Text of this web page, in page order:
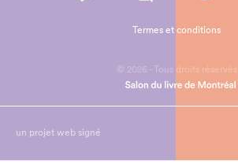
© 2026 - Tous droits réservés
Termes et conditions
un projet web signé